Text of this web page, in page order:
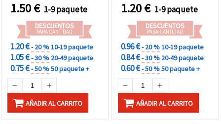
1.50€ 1-9 paquete
DESCUENTOS
PARA CANTIDAD
1.20 €- 20 %10-19 paquete
1.05 €- 30 % 20-49 paquete
0.75 €- 50 %50 paquete +
AÑADIR AL CARRITO
1.20€ 1-9 paquete
DESCUENTOS
PARA CANTIDAD
0.96 €- 20 %10-19 paquete
0.84 €- 30 % 20-49 paquete
0.60 €- 50 %50 paquete +
AÑADIR AL CARRITO